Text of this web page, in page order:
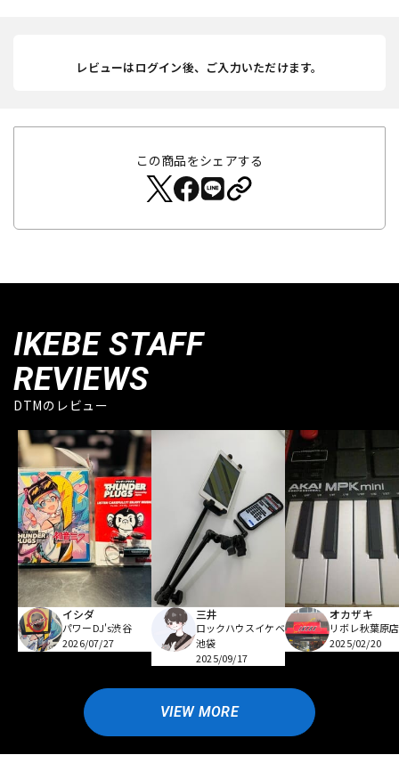
レビューはログイン後、ご入力いただけます。
この商品をシェアする
IKEBE STAFF
REVIEWS
DTMのレビュー
イシダ
パワーDJ's渋谷
2026/07/27
三井
ロックハウスイケベ
池袋
2025/09/17
オカザキ
リボレ秋葉原店
2025/02/20
VIEW MORE